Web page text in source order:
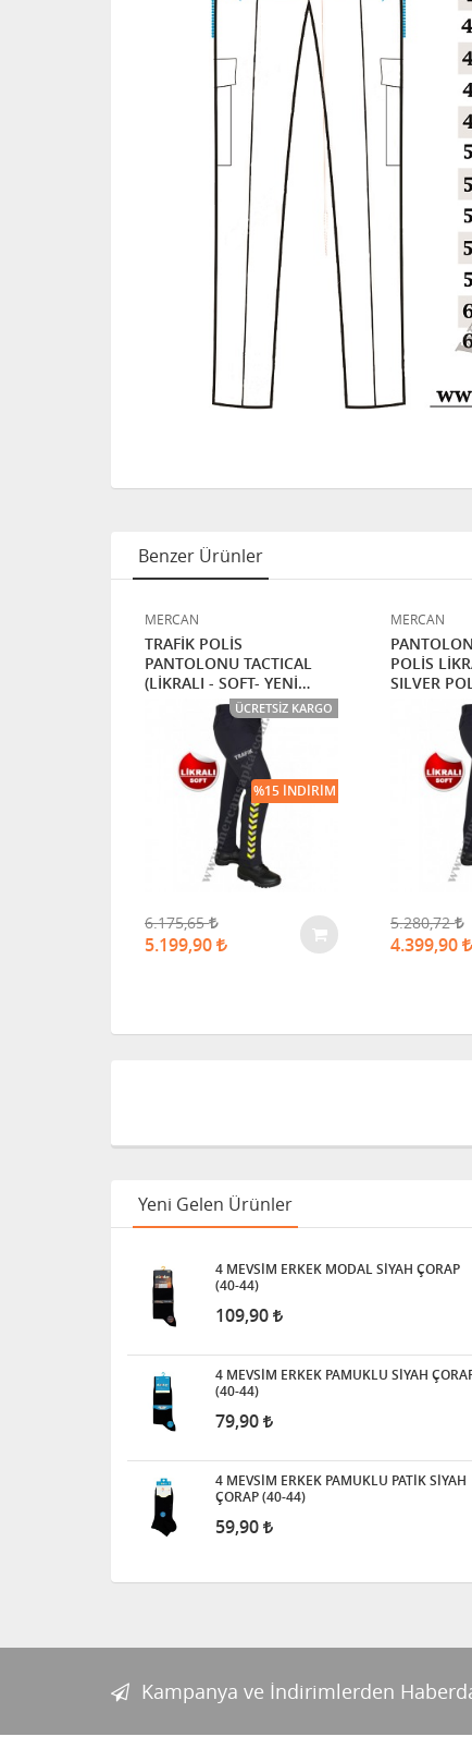
Benzer Ürünler
MERCAN
TRAFİK POLİS
PANTOLONU TACTICAL
(LİKRALI - SOFT- YENİ
ÜCRETSIZ KARGO
6.175,65
5.199,90
%15 İNDIRIM
MERCAN
POLİS
SILVER
5.280,72
4.399,90
Yeni Gelen Ürünler
4 MEVSİM ERKEK MODAL SİYAH ÇORAP
(40-44)
109,90
4 MEVSİM ERKEK PAMUKLU SİYAH
(40-44)
79,90
4 MEVSİM ERKEK PAMUKLU PATİK SİYAH
ÇORAP (40-44)
59,90
Kampanya ve İndirimlerden